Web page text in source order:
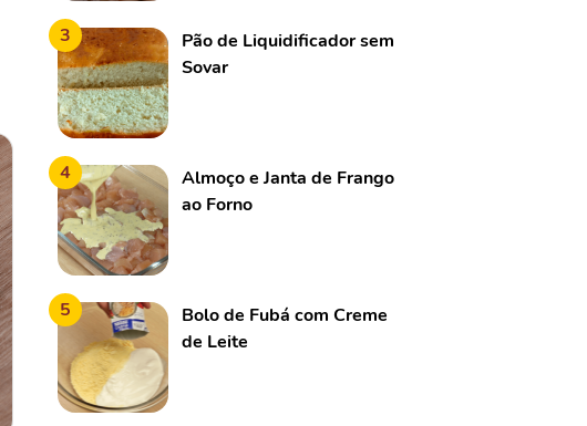
3
Pão de Liquidificador sem
Sovar
4
Almoço e Janta de Frango
ao Forno
5
Bolo de Fubá com Creme
de Leite